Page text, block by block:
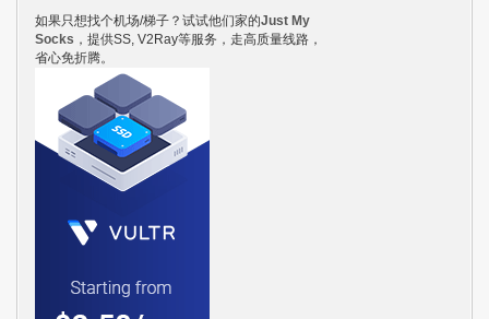
如果只想找个机场/梯子？试试他们家的Just My
Socks ，提供SS, V2Ray等服务，走高质量线路，
省心免折腾。